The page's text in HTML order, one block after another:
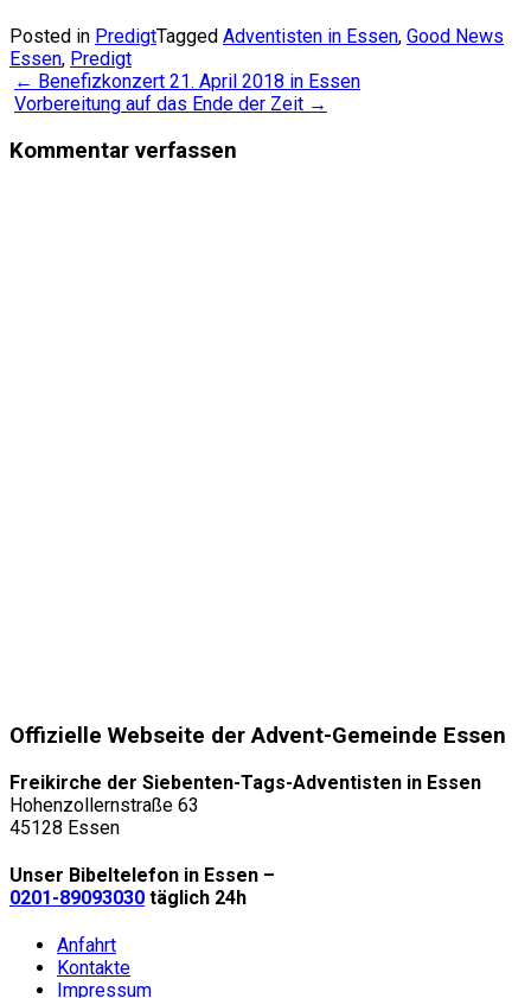
Posted in PredigtTagged Adventisten in Essen, Good News
Essen, Predigt
Post
navigation
← Benefizkonzert 21. April 2018 in Essen
Vorbereitung auf das Ende der Zeit →
Kommentar verfassen
Offizielle Webseite der Advent-Gemeinde Essen
Freikirche der Siebenten-Tags-Adventisten in Essen
Hohenzollernstraße 63
45128 Essen
Unser Bibeltelefon in Essen –
0201-89093030 täglich 24h
Anfahrt
Kontakte
Impressum